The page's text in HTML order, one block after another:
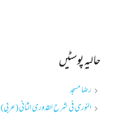
حالیہ پوسٹیں
رضا مسجد
النوری فی شرح القدوری الثانی (عربی)